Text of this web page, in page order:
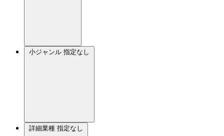
小ジャンル 指定なし
詳細業種 指定なし